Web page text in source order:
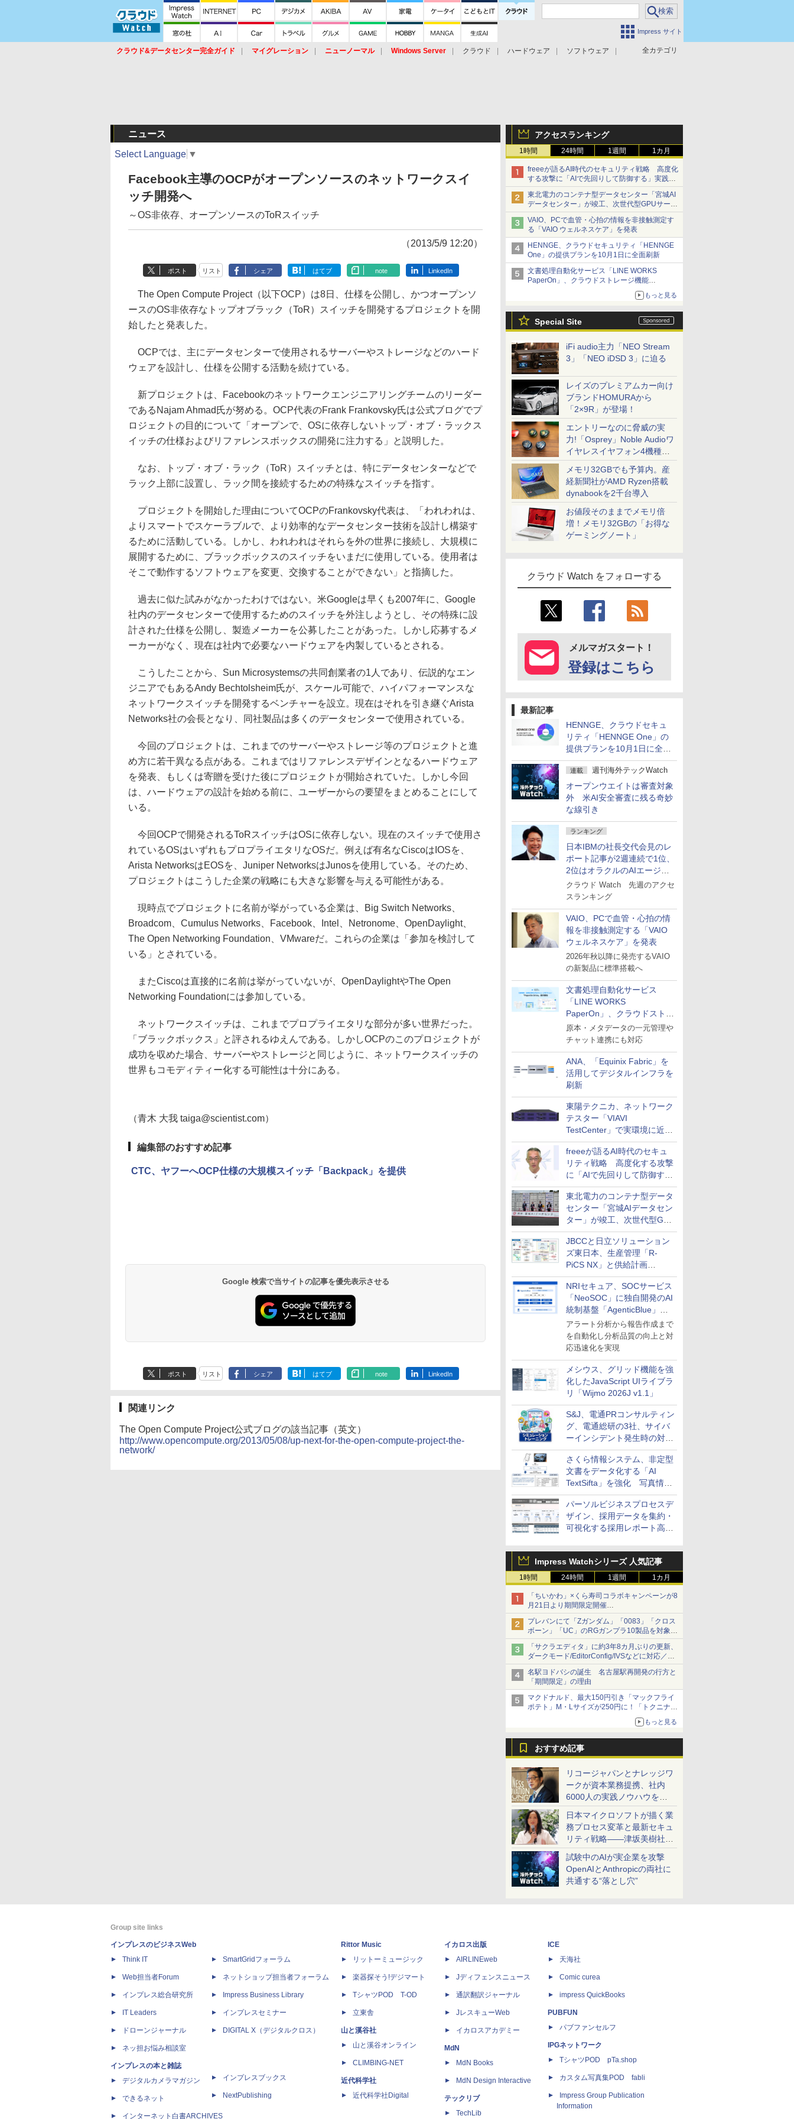
Impress サイト
全カテゴリ
クラウド&データセンター完全ガイド マイグレーション ニューノーマル Windows Server クラウド ハードウェア
ソフトウェア
アクセスランキング
1時間 24時間 1週間 1カ月
freeeが語るAI時代のセキュリティ戦略 高度化
する攻撃に「AIで先回りして防御する」実践ア
プローチとは？
東北電力のコンテナ型データセンター「宮城AI
データセンター」が竣工、次世代型GPUサーバ
ーのハウジングサービスを提供
VAIO、PCで血管・心拍の情報を非接触測定す
る「VAIO ウェルネスケア」を発表
HENNGE、クラウドセキュリティ「HENNGE
One」の提供プランを10月1日に全面刷新
文書処理自動化サービス「LINE WORKS
PaperOn」、クラウドストレージ機能
もっと見る
Special Site
iFi audio主力「NEO Stream
3」「NEO iDSD 3」に迫る
レイズのプレミアムカー向け
ブランドHOMURAから
「2×9R」が登場！
エントリーなのに脅威の実
力!「Osprey」Noble Audioワ
イヤレスイヤフォン4機種を
一気に聴く
メモリ32GBでも予算内。産
経新聞社がAMD Ryzen搭載
dynabookを2千台導入
お値段そのままでメモリ倍
増！メモリ32GBの「お得な
ゲーミングノート」
クラウド Watch をフォローする
メルマガスタート！
登録はこちら
最新記事
HENNGE、クラウドセキュ
リティ「HENNGE One」の
提供プランを10月1日に全面
刷新
連載 週刊海外テックWatch
オープンウエイトは審査対象
外 米AI安全審査に残る奇妙
な線引き
ランキング
日本IBMの社長交代会見のレ
ポート記事が2週連続で1位、
2位はオラクルのAIエージェ
ント
クラウド Watch 先週のアクセ
スランキング
VAIO、PCで血管・心拍の情
報を非接触測定する「VAIO
ウェルネスケア」を発表
2026年秋以降に発売するVAIO
の新製品に標準搭載へ
文書処理自動化サービス
「LINE WORKS
PaperOn」、クラウドストレ
ージ機能「PaperOn Drive」
を提供開始
原本・メタデータの一元管理や
チャット連携にも対応
ANA、「Equinix Fabric」を
活用してデジタルインフラを
刷新
東陽テクニカ、ネットワーク
テスター「VIAVI
TestCenter」で実環境に近い
AIトラフィックをテストでき
る追加機能を提供
freeeが語るAI時代のセキュ
リティ戦略 高度化する攻撃
に「AIで先回りして防御す
る」実践アプローチとは？
東北電力のコンテナ型データ
センター「宮城AIデータセン
ター」が竣工、次世代型GPU
サーバーのハウジングサービ
スを提供
JBCCと日立ソリューション
ズ東日本、生産管理「R-
PiCS NX」と供給計画
「scSQUARE ISP」の連携サ
ービスを提供開始
NRIセキュア、SOCサービス
「NeoSOC」に独自開発のAI
統制基盤「AgenticBlue」を
導入
アラート分析から報告作成まで
を自動化し分析品質の向上と対
応迅速化を実現
メシウス、グリッド機能を強
化したJavaScript UIライブラ
リ「Wijmo 2026J v1.1」
S&J、電通PRコンサルティン
グ、電通総研の3社、サイバ
ーインシデント発生時の対応
と危機管理広報を一体的に訓
練するプログラムを提供
さくら情報システム、非定型
文書をデータ化する「AI
TextSifta」を強化 写真情報
のデータ化などに対応
パーソルビジネスプロセスデ
ザイン、採用データを集約・
可視化する採用レポート高速
Impress Watchシリーズ 人気記事
1時間 24時間 1週間 1カ月
「ちいかわ」×くら寿司コラボキャンペーンが8
月21日より期間限定開催
オリジナルの湯呑みや寿司皿が景品に登場！
プレバンにて「Zガンダム」「0083」「クロス
ボーン」「UC」のRGガンプラ10製品を対象に
した抽選販売が8月10日11時より実施！
「サクラエディタ」に約3年8カ月ぶりの更新、
ダークモード/EditorConfig/IVSなどに対応／複
数の脆弱性に対処したセキュリティアップデー
ト
名駅ヨドバシの誕生 名古屋駅再開発の行方と
「期間限定」の理由
マクドナルド、最大150円引き「マックフライ
ポテト」M・Lサイズが250円に！「トクニナル
もっと見る
おすすめ記事
リコージャパンとナレッジワ
ークが資本業務提携、社内
6000人の実践ノウハウを生
かした「AI商談記録 for
RICOH」を展開へ
日本マイクロソフトが描く業
務プロセス変革と最新セキュ
リティ戦略――津坂美樹社長
が2027年度戦略を説明
試験中のAIが実企業を攻撃
OpenAIとAnthropicの両社に
共通する“落とし穴”
ニュース
Select Language ▼
Facebook主導のOCPがオープンソースのネットワークスイ
ッチ開発へ
～OS非依存、オープンソースのToRスイッチ
（2013/5/9 12:20）
ポスト リスト シェア はてブ note LinkedIn
The Open Compute Project（以下OCP）は8日、仕様を公開し、かつオープンソ
ースのOS非依存なトップオブラック（ToR）スイッチを開発するプロジェクトを開
始したと発表した。
OCPでは、主にデータセンターで使用されるサーバーやストレージなどのハード
ウェアを設計し、仕様を公開する活動を続けている。
新プロジェクトは、Facebookのネットワークエンジニアリングチームのリーダー
であるNajam Ahmad氏が努める。OCP代表のFrank Frankovsky氏は公式ブログでプ
ロジェクトの目的について「オープンで、OSに依存しないトップ・オブ・ラックス
イッチの仕様およびリファレンスボックスの開発に注力する」と説明した。
なお、トップ・オブ・ラック（ToR）スイッチとは、特にデータセンターなどで
ラック上部に設置し、ラック間を接続するための特殊なスイッチを指す。
プロジェクトを開始した理由についてOCPのFrankovsky代表は、「われわれは、
よりスマートでスケーラブルで、より効率的なデータセンター技術を設計し構築す
るために活動している。しかし、われわれはそれらを外の世界に接続し、大規模に
展開するために、ブラックボックスのスイッチをいまだに使用している。使用者は
そこで動作するソフトウェアを変更、交換することができない」と指摘した。
過去に似た試みがなかったわけではない。米Googleは早くも2007年に、Google
社内のデータセンターで使用するためのスイッチを外注しようとし、その特殊に設
計された仕様を公開し、製造メーカーを公募したことがあった。しかし応募するメ
ーカーがなく、現在は社内で必要なハードウェアを内製しているとされる。
こうしたことから、Sun Microsystemsの共同創業者の1人であり、伝説的なエン
ジニアでもあるAndy Bechtolsheim氏が、スケール可能で、ハイパフォーマンスな
ネットワークスイッチを開発するベンチャーを設立。現在はそれを引き継ぐArista
Networks社の会長となり、同社製品は多くのデータセンターで使用されている。
今回のプロジェクトは、これまでのサーバーやストレージ等のプロジェクトと進
め方に若干異なる点がある。これまではリファレンスデザインとなるハードウェア
を発表、もしくは寄贈を受けた後にプロジェクトが開始されていた。しかし今回
は、ハードウェアの設計を始める前に、ユーザーからの要望をまとめることにして
いる。
今回OCPで開発されるToRスイッチはOSに依存しない。現在のスイッチで使用さ
れているOSはいずれもプロプライエタリなOSだ。例えば有名なCiscoはIOSを、
Arista NetworksはEOSを、Juniper NetworksはJunosを使用している。そのため、
プロジェクトはこうした企業の戦略にも大きな影響を与える可能性がある。
現時点でプロジェクトに名前が挙がっている企業は、Big Switch Networks、
Broadcom、Cumulus Networks、Facebook、Intel、Netronome、OpenDaylight、
The Open Networking Foundation、VMwareだ。これらの企業は「参加を検討して
いる」とされている。
またCiscoは直接的に名前は挙がっていないが、OpenDaylightやThe Open
Networking Foundationには参加している。
ネットワークスイッチは、これまでプロプライエタリな部分が多い世界だった。
「ブラックボックス」と評されるゆえんである。しかしOCPのこのプロジェクトが
成功を収めた場合、サーバーやストレージと同じように、ネットワークスイッチの
世界もコモディティー化する可能性は十分にある。
（青木 大我 taiga@scientist.com）
編集部のおすすめ記事
CTC、ヤフーへOCP仕様の大規模スイッチ「Backpack」を提供
Google 検索で当サイトの記事を優先表示させる
ポスト リスト シェア はてブ note LinkedIn
関連リンク
The Open Compute Project公式ブログの該当記事（英文）
http://www.opencompute.org/2013/05/08/up-next-for-the-open-compute-project-the-
network/
Group site links
インプレスのビジネスWeb
Think IT
Web担当者Forum
インプレス総合研究所
IT Leaders
ドローンジャーナル
ネッ担お悩み相談室
インプレスの本と雑誌
デジタルカメラマガジン
できるネット
インターネット白書ARCHIVES
SmartGridフォーラム
ネットショップ担当者フォーラム
Impress Business Library
インプレスセミナー
DIGITAL X（デジタルクロス）
インプレスブックス
NextPublishing
Rittor Music
リットーミュージック
楽器探そう!デジマート
TシャツPOD T-OD
立東舎
山と溪谷社
山と溪谷オンライン
CLIMBING-NET
近代科学社
近代科学社Digital
イカロス出版
AIRLINEweb
Jディフェンスニュース
通訳翻訳ジャーナル
JレスキューWeb
イカロスアカデミー
MdN
MdN Books
MdN Design Interactive
テックリブ
TechLib
ICE
天海社
Comic curea
impress QuickBooks
PUBFUN
パブファンセルフ
IPGネットワーク
TシャツPOD pTa.shop
カスタム写真集POD fabli
Impress Group Publication
Information